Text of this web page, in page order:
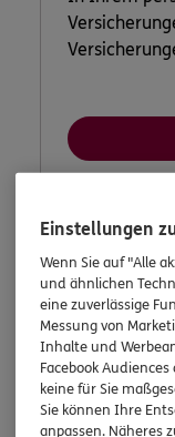
Einstellungen
Wenn Sie auf "Alle
und ähnlichen
eine zuverlässige
Messung von
Inhalte und
Facebook
keine für Sie
Sie können Ihre
anpassen. Näheres